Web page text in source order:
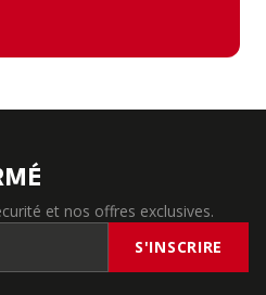
et nos offres exclusives.
S'INSCRIRE